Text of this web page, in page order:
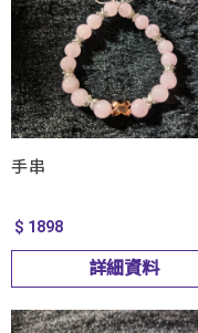
手串
$ 1898
詳細資料